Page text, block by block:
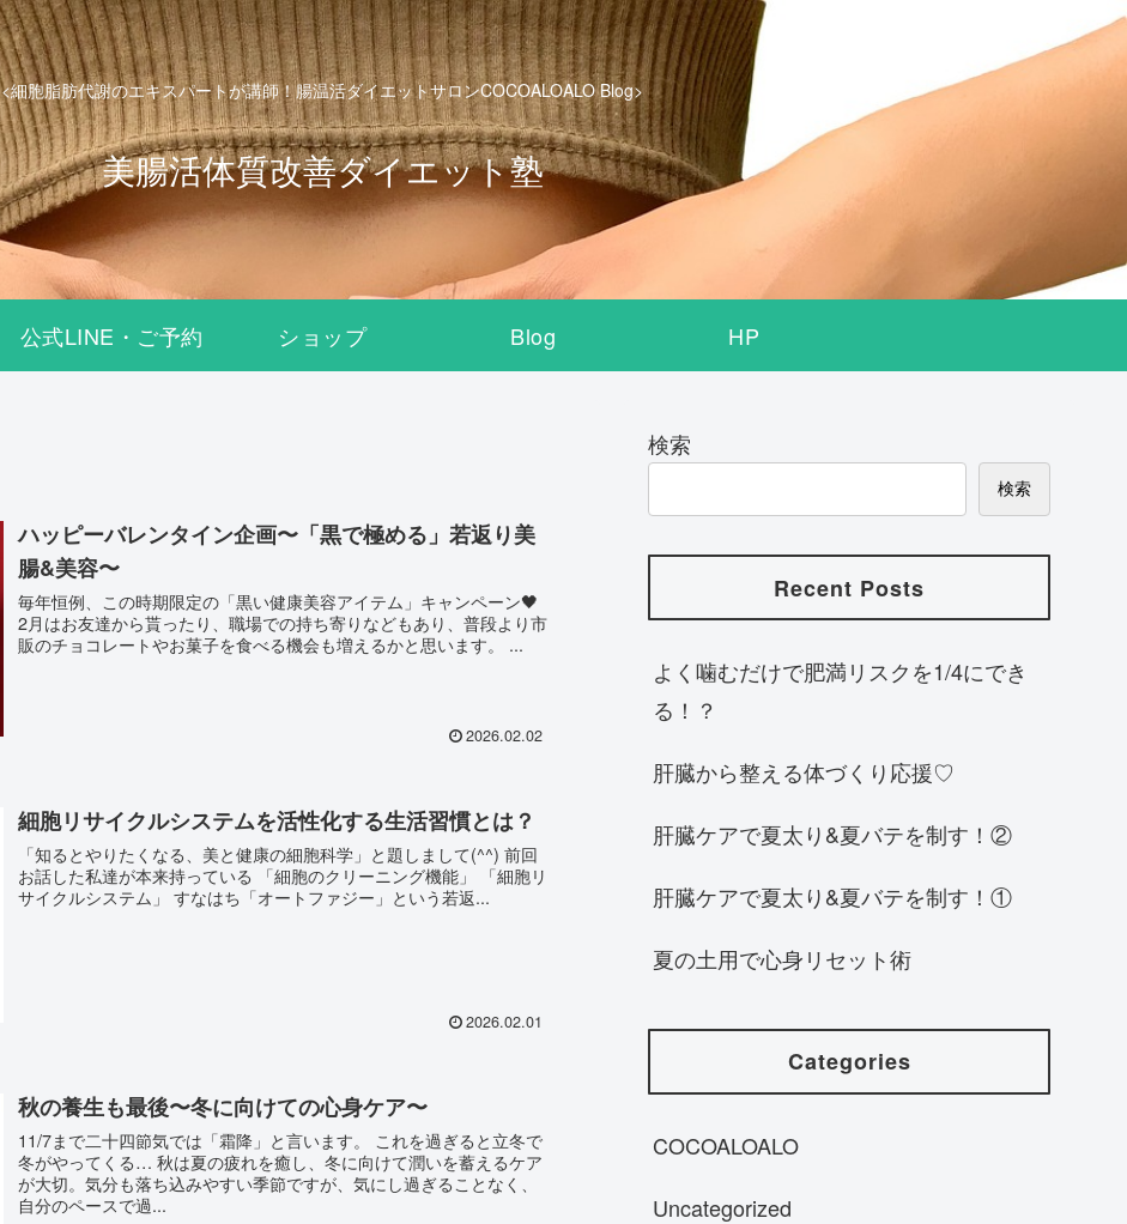
<細胞脂肪代謝のエキスパートが講師！腸温活ダイエットサロンCOCOALOALO Blog>
美腸活体質改善ダイエット塾
公式LINE・ご予約 ショップ Blog HP
ハッピーバレンタイン企画〜「黒で極める」若返り美
腸&美容〜
毎年恒例、この時期限定の「黒い健康美容アイテム」キャンペーン🖤
2月はお友達から貰ったり、職場での持ち寄りなどもあり、普段より市
販のチョコレートやお菓子を食べる機会も増えるかと思います。 ...
2026.02.02
細胞リサイクルシステムを活性化する生活習慣とは？
「知るとやりたくなる、美と健康の細胞科学」と題しまして(^^) 前回
お話した私達が本来持っている 「細胞のクリーニング機能」 「細胞リ
サイクルシステム」 すなはち「オートファジー」という若返...
2026.02.01
秋の養生も最後〜冬に向けての心身ケア〜
11/7まで二十四節気では「霜降」と言います。 これを過ぎると立冬で
冬がやってくる… 秋は夏の疲れを癒し、冬に向けて潤いを蓄えるケア
が大切。気分も落ち込みやすい季節ですが、気にし過ぎることなく、
自分のペースで過...
検索
検索
Recent Posts
よく噛むだけで肥満リスクを1/4にでき
る！？
肝臓から整える体づくり応援♡
肝臓ケアで夏太り&夏バテを制す！②
肝臓ケアで夏太り&夏バテを制す！①
夏の土用で心身リセット術
Categories
COCOALOALO
Uncategorized